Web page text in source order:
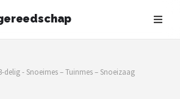
delig - Snoeimes – Tuinmes – Snoeizaag